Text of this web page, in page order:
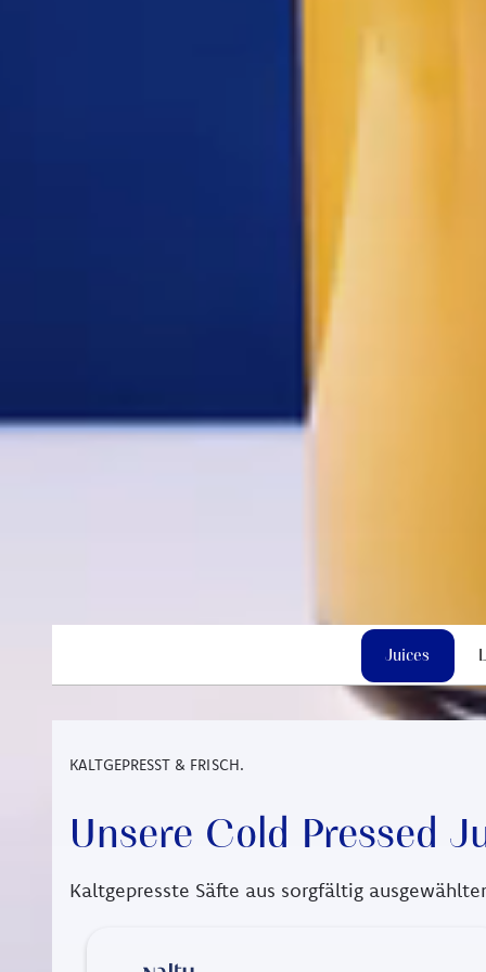
Juices
KALTGEPRESST & FRISCH.
Unsere Cold Pressed
Kaltgepresste Säfte aus sorgfältig